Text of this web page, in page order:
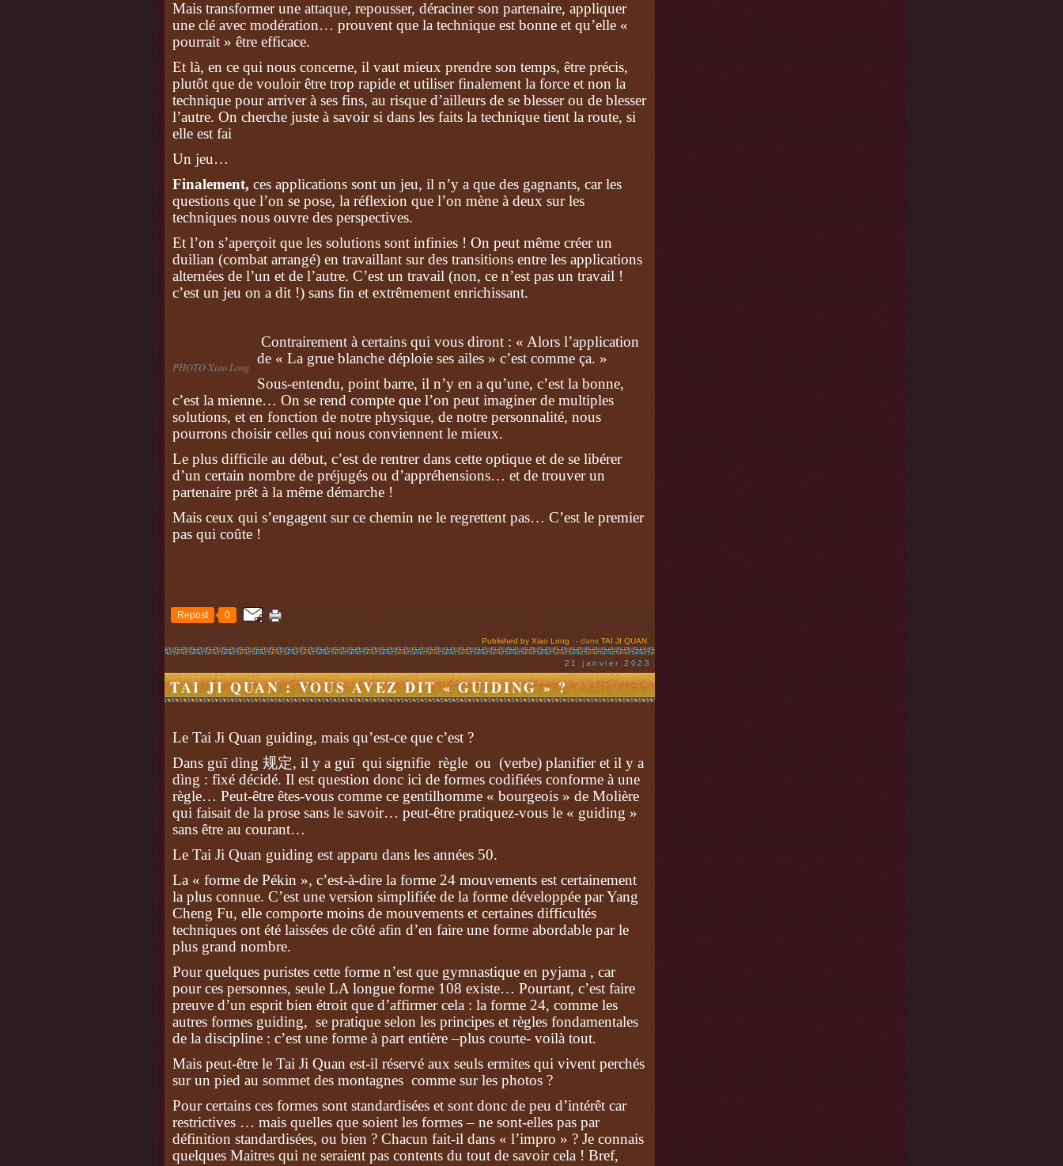
Mais transformer une attaque, repousser, déraciner son partenaire, appliquer
une clé avec modération… prouvent que la technique est bonne et qu’elle «
pourrait » être efficace.
Et là, en ce qui nous concerne, il vaut mieux prendre son temps, être précis,
plutôt que de vouloir être trop rapide et utiliser finalement la force et non la
technique pour arriver à ses fins, au risque d’ailleurs de se blesser ou de blesser
l’autre. On cherche juste à savoir si dans les faits la technique tient la route, si
elle est fai
Un jeu…
Finalement, ces applications sont un jeu, il n’y a que des gagnants, car les
questions que l’on se pose, la réflexion que l’on mène à deux sur les
techniques nous ouvre des perspectives.
Et l’on s’aperçoit que les solutions sont infinies ! On peut même créer un
duilian (combat arrangé) en travaillant sur des transitions entre les applications
alternées de l’un et de l’autre. C’est un travail (non, ce n’est pas un travail !
c’est un jeu on a dit !) sans fin et extrêmement enrichissant.
PHOTO Xiao Long
Contrairement à certains qui vous diront : « Alors l’application
de « La grue blanche déploie ses ailes » c’est comme ça. »
Sous-entendu, point barre, il n’y en a qu’une, c’est la bonne,
c’est la mienne… On se rend compte que l’on peut imaginer de multiples
solutions, et en fonction de notre physique, de notre personnalité, nous
pourrons choisir celles qui nous conviennent le mieux.
Le plus difficile au début, c’est de rentrer dans cette optique et de se libérer
d’un certain nombre de préjugés ou d’appréhensions… et de trouver un
partenaire prêt à la même démarche !
Mais ceux qui s’engagent sur ce chemin ne le regrettent pas… C’est le premier
pas qui coûte !
Repost 0
Published by Xiao Long - dans TAI JI QUAN
21 janvier 2023
TAI JI QUAN : VOUS AVEZ DIT « GUIDING » ?
Le Tai Ji Quan guiding, mais qu’est-ce que c’est ?
Dans guī dìng 规定, il y a guī qui signifie règle ou (verbe) planifier et il y a
dìng : fixé décidé. Il est question donc ici de formes codifiées conforme à une
règle… Peut-être êtes-vous comme ce gentilhomme « bourgeois » de Molière
qui faisait de la prose sans le savoir… peut-être pratiquez-vous le « guiding »
sans être au courant…
Le Tai Ji Quan guiding est apparu dans les années 50.
La « forme de Pékin », c’est-à-dire la forme 24 mouvements est certainement
la plus connue. C’est une version simplifiée de la forme développée par Yang
Cheng Fu, elle comporte moins de mouvements et certaines difficultés
techniques ont été laissées de côté afin d’en faire une forme abordable par le
plus grand nombre.
Pour quelques puristes cette forme n’est que gymnastique en pyjama , car
pour ces personnes, seule LA longue forme 108 existe… Pourtant, c’est faire
preuve d’un esprit bien étroit que d’affirmer cela : la forme 24, comme les
autres formes guiding, se pratique selon les principes et règles fondamentales
de la discipline : c’est une forme à part entière –plus courte- voilà tout.
Mais peut-être le Tai Ji Quan est-il réservé aux seuls ermites qui vivent perchés
sur un pied au sommet des montagnes comme sur les photos ?
Pour certains ces formes sont standardisées et sont donc de peu d’intérêt car
restrictives … mais quelles que soient les formes – ne sont-elles pas par
définition standardisées, ou bien ? Chacun fait-il dans « l’impro » ? Je connais
quelques Maitres qui ne seraient pas contents du tout de savoir cela ! Bref,